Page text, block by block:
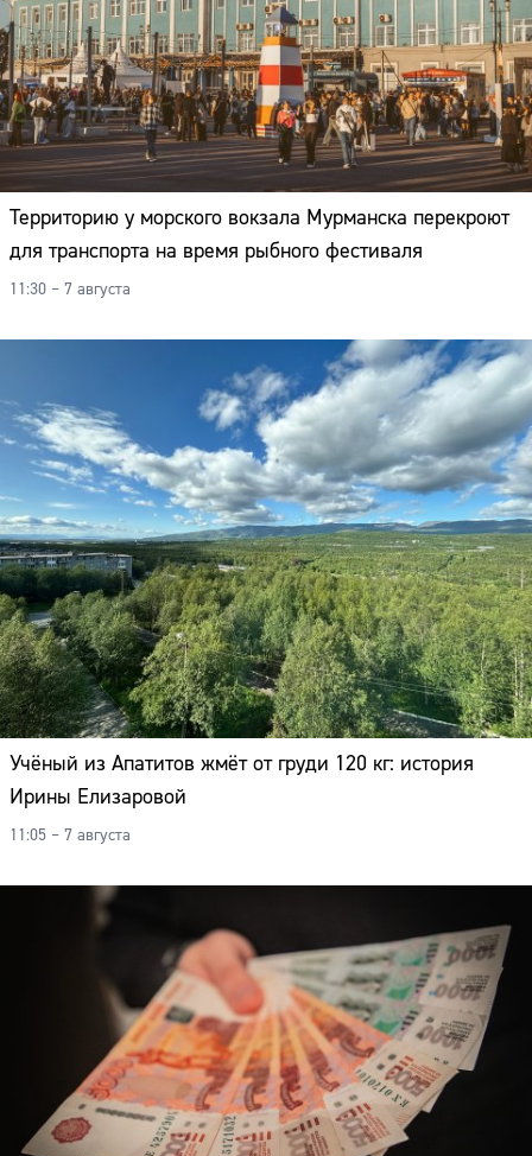
Территорию у морского вокзала Мурманска перекроют
для транспорта на время рыбного фестиваля
11:30 – 7 августа
Учёный из Апатитов жмёт от груди 120 кг: история
Ирины Елизаровой
11:05 – 7 августа
Адрес:
Телефон: